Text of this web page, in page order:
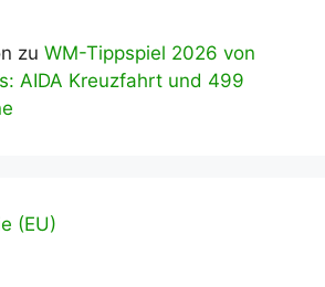
zu WM-Tippspiel 2026 von
AIDA Kreuzfahrt und 499
(EU)